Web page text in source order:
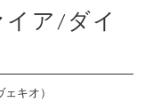
ア/ダイ
キオ）